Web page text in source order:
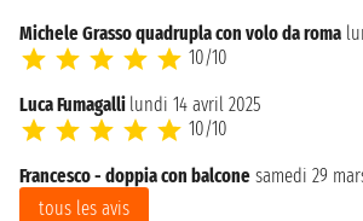
Michele Grasso quadrupla con volo da roma
10/10
Luca Fumagalli lundi 14 avril 2025
10/10
Francesco - doppia con balcone samedi 29
tous les avis